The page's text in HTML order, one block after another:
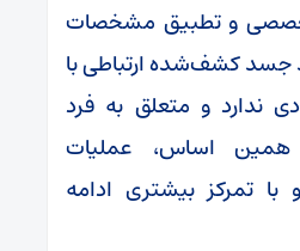
و تطبیق مشخصات
کشف‌شده ارتباطی با
ندارد و متعلق به فرد
اساس، عملیات
تمرکز بیشتری ادامه